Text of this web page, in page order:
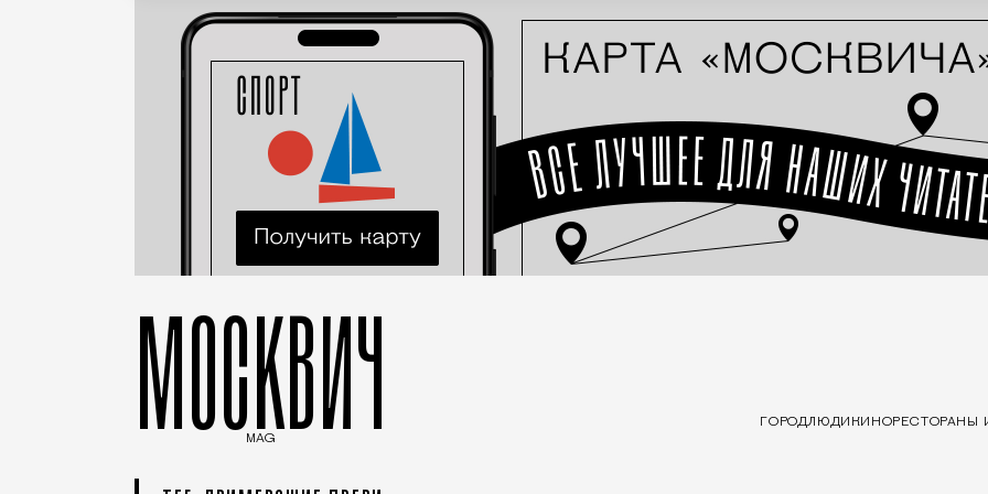
МОСКВИЧ
MAG
ГОРОДЛЮДИ КИНОРЕСТОРАНЫ